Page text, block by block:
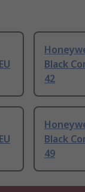
Black
42
Black
49